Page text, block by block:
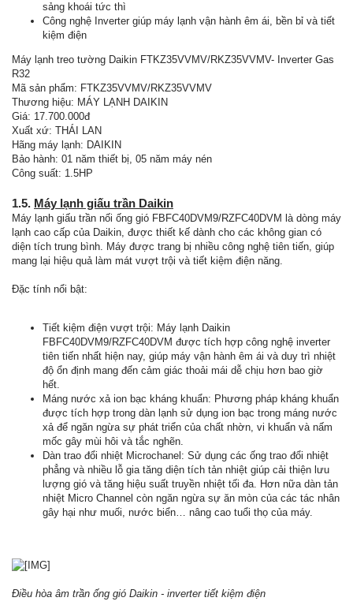
sảng khoái tức thì
Công nghệ Inverter giúp máy lạnh vận hành êm ái, bền bỉ và tiết
kiệm điện
Máy lạnh treo tường Daikin FTKZ35VVMV/RKZ35VVMV- Inverter Gas
R32
Mã sản phẩm: FTKZ35VVMV/RKZ35VVMV
Thương hiệu: MÁY LẠNH DAIKIN
Giá: 17.700.000đ
Xuất xứ: THÁI LAN
Hãng máy lạnh: DAIKIN
Bảo hành: 01 năm thiết bị, 05 năm máy nén
Công suất: 1.5HP
1.5. Máy lạnh giấu trần Daikin
Máy lạnh giấu trần nối ống gió FBFC40DVM9/RZFC40DVM là dòng máy
lạnh cao cấp của Daikin, được thiết kế dành cho các không gian có
diện tích trung bình. Máy được trang bị nhiều công nghệ tiên tiến, giúp
mang lại hiệu quả làm mát vượt trội và tiết kiệm điện năng.
Đặc tính nổi bật:
Tiết kiệm điện vượt trội: Máy lạnh Daikin
FBFC40DVM9/RZFC40DVM được tích hợp công nghệ inverter
tiên tiến nhất hiện nay, giúp máy vận hành êm ái và duy trì nhiệt
độ ổn định mang đến cảm giác thoải mái dễ chịu hơn bao giờ
hết.
Máng nước xả ion bạc kháng khuẩn: Phương pháp kháng khuẩn
được tích hợp trong dàn lạnh sử dụng ion bạc trong máng nước
xả để ngăn ngừa sự phát triển của chất nhờn, vi khuẩn và nấm
mốc gây mùi hôi và tắc nghẽn.
Dàn trao đổi nhiệt Microchanel: Sử dụng các ống trao đổi nhiệt
phẳng và nhiều lỗ gia tăng diện tích tản nhiệt giúp cải thiện lưu
lượng gió và tăng hiệu suất truyền nhiệt tối đa. Hơn nữa dàn tản
nhiệt Micro Channel còn ngăn ngừa sự ăn mòn của các tác nhân
gây hại như muối, nước biển… nâng cao tuổi thọ của máy.
Điều hòa âm trần ống gió Daikin - inverter tiết kiệm điện